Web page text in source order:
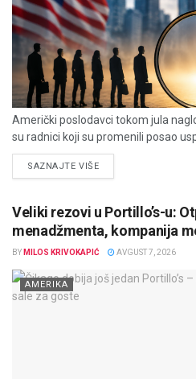
Američki poslodavci tokom jula
su radnici koji su promenili posao
SAZNAJTE VIŠEDETAILS
Veliki rezovi u Portillo’s-u:
menadžmenta, kompanija
BY MILOS KRIVOKAPIĆ AVGUST 7, 2026
AMERIKA